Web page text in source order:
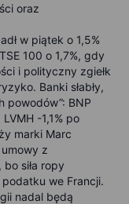
oraz
w piątek o 1,5%
100 o 1,7%, gdy
i polityczny zgiełk
Banki słabły,
powodów”: BNP
-1,1% po
marki Marc
z
siła ropy
we Francji.
nadal będą